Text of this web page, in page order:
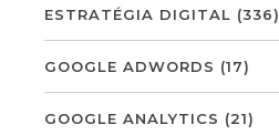
ESTRATÉGIA DIGITAL (336)
GOOGLE ADWORDS (17)
GOOGLE ANALYTICS (21)